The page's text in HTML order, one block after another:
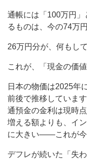
通帳には「100万円」
るものは、今の74万
26万円分が、何もし
これが、「現金の価
日本の物価は2025年
前後で推移していま
通預金の金利は現時
増える額よりも、イ
に大きい——これが今
デフレが続いた「失